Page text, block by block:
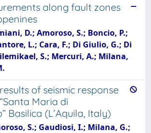
along fault zones
D.; Amoroso, S.; Boncio, P.;
L.; Cara, F.; Di Giulio, G.; Di
S.; Mercuri, A.; Milana,
of seismic response
Maria di
Basilica (L’Aquila, Italy)
S.; Gaudiosi, I.; Milana, G.;